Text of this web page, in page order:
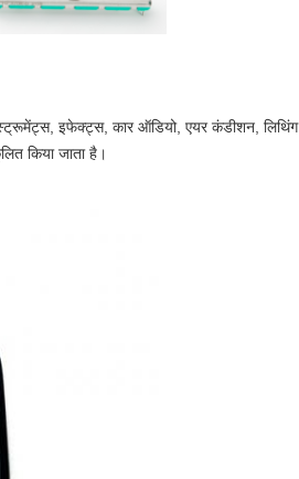
इफेक्ट्स, कार ऑडियो, एयर कंडीशन, लिथिंग
किया जाता है।